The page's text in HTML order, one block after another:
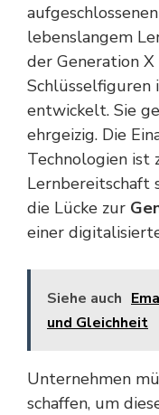
lebenslangem
der Generation
Schlüsselfiguren
entwickelt. Sie
ehrgeizig. Die
Technologien ist
Lernbereitschaft
die Lücke zur
einer
Siehe auch
und Gleichheit
Unternehmen
schaffen, um